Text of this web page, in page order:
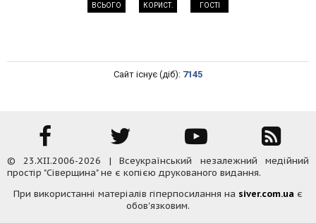
ВСЬОГО КОРИСТ. ГОСТІ
Сайт існує (діб): 7145
© 23.XII.2006-2026 | Всеукраїнський незалежний медійний
простір "Сіверщина" не є копією друкованого видання.
При використанні матеріалів гіперпосилання на siver.com.ua є
обов'язковим.